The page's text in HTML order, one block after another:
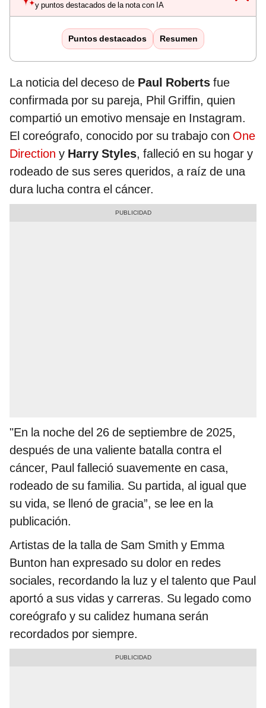
y puntos destacados de la nota con IA
Puntos destacados Resumen
La noticia del deceso de Paul Roberts fue
confirmada por su pareja, Phil Griffin, quien
compartió un emotivo mensaje en Instagram.
El coreógrafo, conocido por su trabajo con One
Direction y Harry Styles, falleció en su hogar y
rodeado de sus seres queridos, a raíz de una
dura lucha contra el cáncer.
"En la noche del 26 de septiembre de 2025,
después de una valiente batalla contra el
cáncer, Paul falleció suavemente en casa,
rodeado de su familia. Su partida, al igual que
su vida, se llenó de gracia”, se lee en la
publicación.
Artistas de la talla de Sam Smith y Emma
Bunton han expresado su dolor en redes
sociales, recordando la luz y el talento que Paul
aportó a sus vidas y carreras. Su legado como
coreógrafo y su calidez humana serán
recordados por siempre.